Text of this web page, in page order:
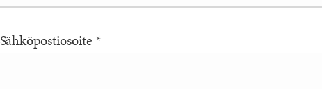
Sähköpostiosoite *